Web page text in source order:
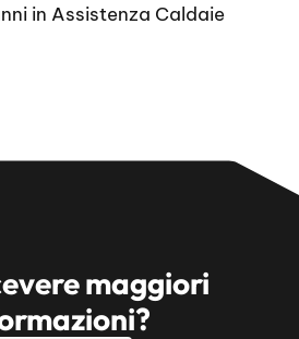
in Assistenza Caldaie
maggiori